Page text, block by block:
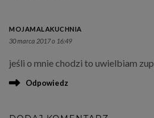
MOJAMALAKUCHNIA
30 marca 2017 o 16:49
jeśli o mnie chodzi to uwielbiam
Odpowiedz